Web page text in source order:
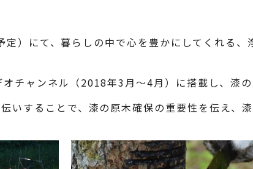
）にて、暮らしの中で心を豊かにしてくれる、
チャンネル（2018年3月～4月）に搭載し、漆の
することで、漆の原木確保の重要性を伝え、